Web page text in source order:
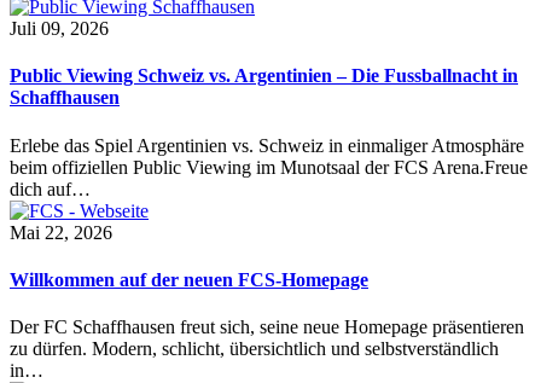
Juli 09, 2026
Public Viewing Schweiz vs. Argentinien – Die Fussballnacht in
Schaffhausen
Erlebe das Spiel Argentinien vs. Schweiz in einmaliger Atmosphäre
beim offiziellen Public Viewing im Munotsaal der FCS Arena.Freue
dich auf…
Mai 22, 2026
Willkommen auf der neuen FCS-Homepage
Der FC Schaffhausen freut sich, seine neue Homepage präsentieren
zu dürfen. Modern, schlicht, übersichtlich und selbstverständlich
in…